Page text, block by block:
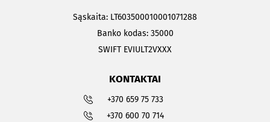
Sąskaita: LT603500010001071288
Banko kodas: 35000
SWIFT EVIULT2VXXX
KONTAKTAI
+370 659 75 733
+370 600 70 714